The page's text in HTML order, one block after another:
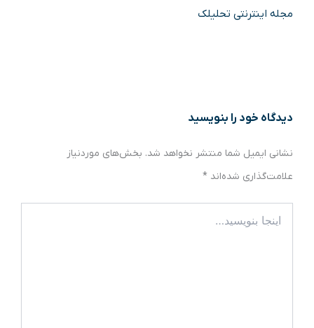
مجله اینترنتی تحلیلک
دیدگاه‌ خود را بنویسید
نشانی ایمیل شما منتشر نخواهد شد. بخش‌های موردنیاز
علامت‌گذاری شده‌اند *
بنویسید…